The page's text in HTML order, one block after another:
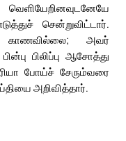
சென்றுவிட்டார்.
அவர்
பிலிப்பு ஆசோத்து
போய்ச் சேரும்வரை
அறிவித்தார்.